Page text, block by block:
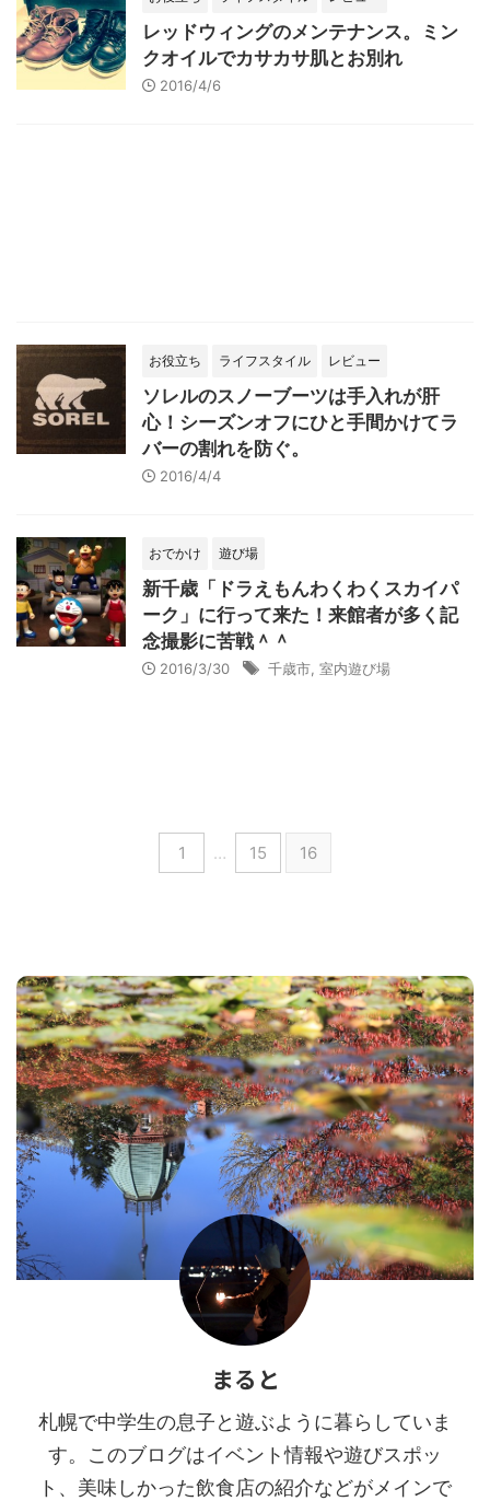
レッドウィングのメンテナンス。ミン
クオイルでカサカサ肌とお別れ
2016/4/6
お役立ち ライフスタイル レビュー
ソレルのスノーブーツは手入れが肝
心！シーズンオフにひと手間かけてラ
バーの割れを防ぐ。
2016/4/4
おでかけ 遊び場
新千歳「ドラえもんわくわくスカイパ
ーク」に行って来た！来館者が多く記
念撮影に苦戦＾＾
2016/3/30 千歳市 室内遊び場
1 … 15 16
まると
札幌で中学生の息子と遊ぶように暮らしていま
す。このブログはイベント情報や遊びスポッ
ト、美味しかった飲食店の紹介などがメインで